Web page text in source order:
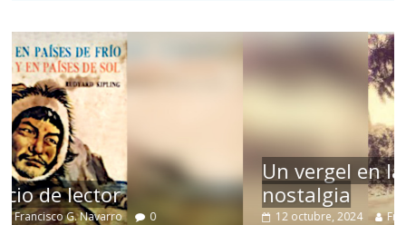
Un vergel en las nieblas de la
nostalgia
12 octubre, 2024 Francisco G. Navarro 0